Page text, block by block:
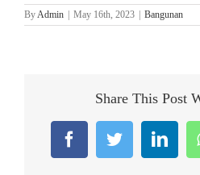
ByAdmin May 16th, 2023 Bangunan
Share This Post
FacebookTwitter